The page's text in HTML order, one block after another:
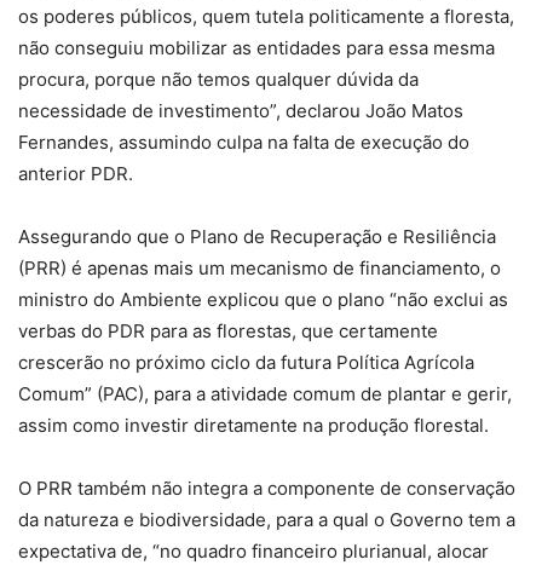
os poderes públicos, quem tutela politicamente a floresta,
não conseguiu mobilizar as entidades para essa mesma
procura, porque não temos qualquer dúvida da
necessidade de investimento”, declarou João Matos
Fernandes, assumindo culpa na falta de execução do
anterior PDR.
Assegurando que o Plano de Recuperação e Resiliência
(PRR) é apenas mais um mecanismo de financiamento, o
ministro do Ambiente explicou que o plano “não exclui as
verbas do PDR para as florestas, que certamente
crescerão no próximo ciclo da futura Política Agrícola
Comum” (PAC), para a atividade comum de plantar e gerir,
assim como investir diretamente na produção florestal.
O PRR também não integra a componente de conservação
da natureza e biodiversidade, para a qual o Governo tem a
expectativa de, “no quadro financeiro plurianual, alocar